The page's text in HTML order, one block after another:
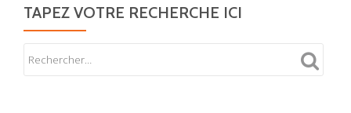
pour
originale
TAPEZ VOTRE RECHERCHE ICI